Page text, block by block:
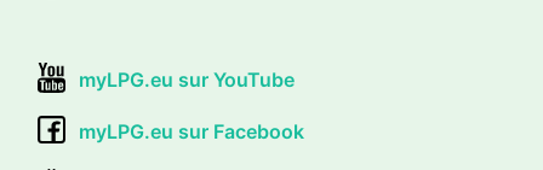
myLPG.eu sur YouTube
myLPG.eu sur Facebook